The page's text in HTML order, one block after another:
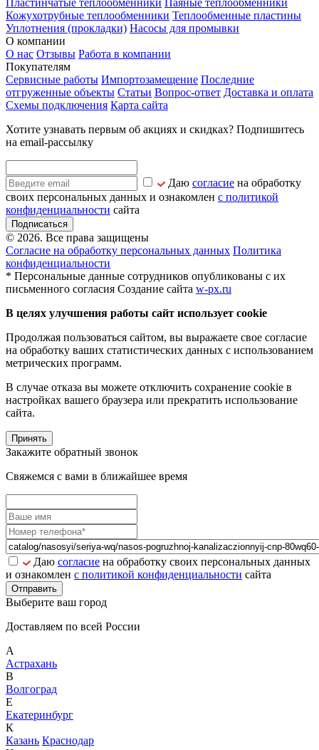
Пластинчатые теплообменники
Паяные теплообменники
Кожухотрубные теплообменники Теплообменные пластины
Уплотнения (прокладки) Насосы для промывки
О компании
О нас Отзывы Работа в компании
Покупателям
Сервисные работы Импортозамещение Последние
отгруженные объекты Статьи Вопрос-ответ Доставка и оплата
Схемы подключения Карта сайта
Хотите узнавать первым об акциях и скидках? Подпишитесь
на email-рассылку
Даю согласие на обработку
своих персональных данных и ознакомлен с политикой
конфиденциальности сайта
Подписаться
© 2026. Все права защищены
Согласие на обработку персональных данных Политика
конфиденциальности
* Персональные данные сотрудников опубликованы с их
письменного согласия Создание сайта w-px.ru
В целях улучшения работы сайт использует cookie
Продолжая пользоваться сайтом, вы выражаете свое согласие
на обработку ваших статистических данных с использованием
метрических программ.
В случае отказа вы можете отключить сохранение cookie в
настройках вашего браузера или прекратить использование
сайта.
Принять
Закажите обратный звонок
Свяжемся с вами в ближайшее время
Даю согласие на обработку своих персональных данных
и ознакомлен с политикой конфиденциальности сайта
Отправить
Выберите ваш город
Доставляем по всей России
А
Астрахань
В
Волгоград
Е
Екатеринбург
К
Казань Краснодар